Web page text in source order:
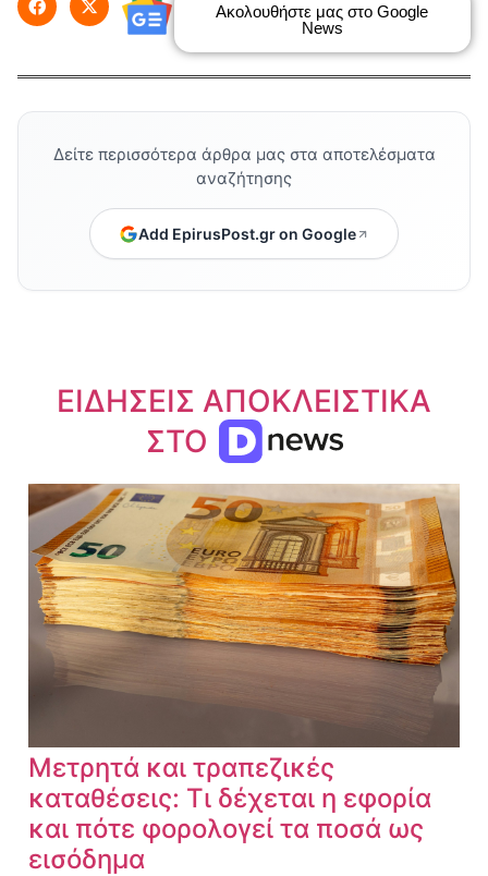
Ακολουθήστε μας στο Google
News
Δείτε περισσότερα άρθρα μας στα αποτελέσματα
αναζήτησης
Add EpirusPost.gr on Google
ΕΙΔΗΣΕΙΣ ΑΠΟΚΛΕΙΣΤΙΚΑ
ΣΤΟ
Μετρητά και τραπεζικές
καταθέσεις: Τι δέχεται η εφορία
και πότε φορολογεί τα ποσά ως
εισόδημα